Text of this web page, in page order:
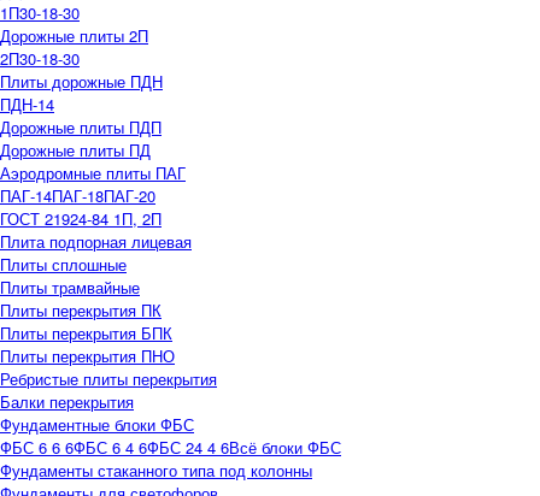
1П30-18-30
Дорожные плиты 2П
2П30-18-30
Плиты дорожные ПДН
ПДН-14
Дорожные плиты ПДП
Дорожные плиты ПД
Аэродромные плиты ПАГ
ПАГ-14ПАГ-18ПАГ-20
ГОСТ 21924-84 1П, 2П
Плита подпорная лицевая
Плиты сплошные
Плиты трамвайные
Плиты перекрытия ПК
Плиты перекрытия БПК
Плиты перекрытия ПНО
Ребристые плиты перекрытия
Балки перекрытия
Фундаментные блоки ФБС
ФБС 6 6 6ФБС 6 4 6ФБС 24 4 6Всё блоки ФБС
Фундаменты стаканного типа под колонны